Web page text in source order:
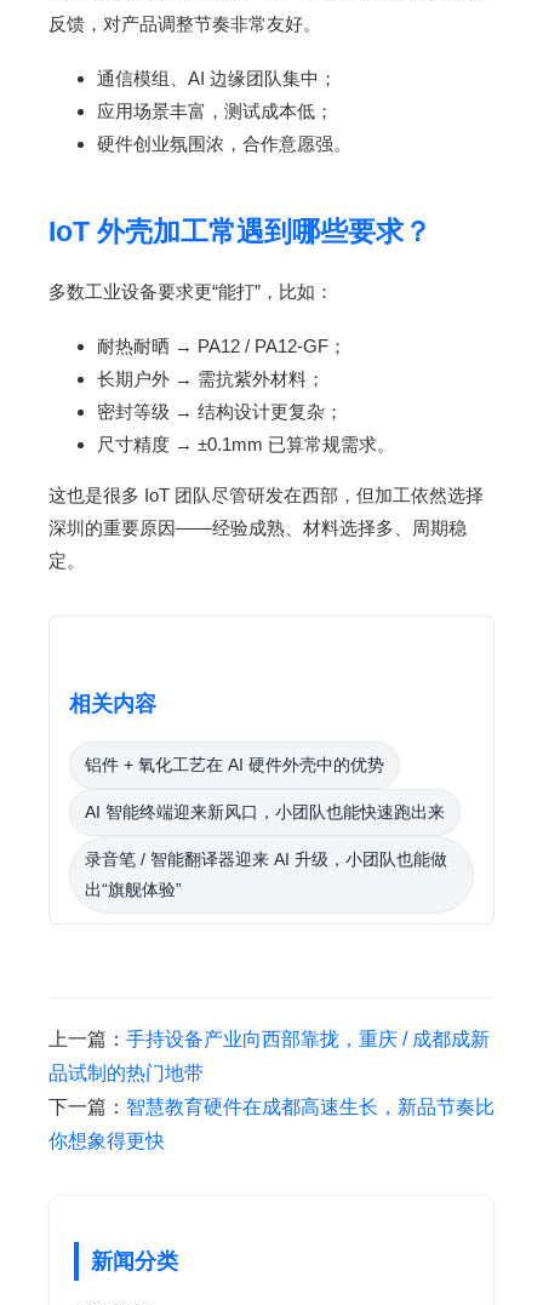
反馈，对产品调整节奏非常友好。
通信模组、AI 边缘团队集中；
应用场景丰富，测试成本低；
硬件创业氛围浓，合作意愿强。
IoT 外壳加工常遇到哪些要求？
多数工业设备要求更“能打”，比如：
耐热耐晒 → PA12 / PA12-GF；
长期户外 → 需抗紫外材料；
密封等级 → 结构设计更复杂；
尺寸精度 → ±0.1mm 已算常规需求。
这也是很多 IoT 团队尽管研发在西部，但加工依然选择
深圳的重要原因——经验成熟、材料选择多、周期稳
定。
相关内容
铝件 + 氧化工艺在 AI 硬件外壳中的优势
AI 智能终端迎来新风口，小团队也能快速跑出来
录音笔 / 智能翻译器迎来 AI 升级，小团队也能做
出“旗舰体验”
上一篇： 手持设备产业向西部靠拢，重庆 / 成都成新
品试制的热门地带
下一篇： 智慧教育硬件在成都高速生长，新品节奏比
你想象得更快
新闻分类